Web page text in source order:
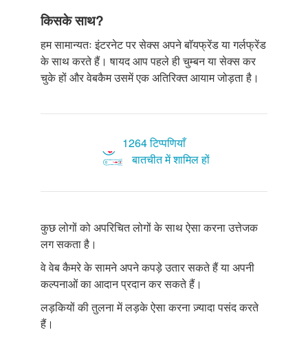
किसके साथ?
हम सामान्यतः इंटरनेट पर सेक्स अपने बाॅयफ्रेंड या गर्लफ्रेंड
के साथ करते हैं। षायद आप पहले ही चुम्बन या सेक्स कर
चुके हों और वेबकैम उसमें एक अतिरिक्त आयाम जोड़ता है।
1264 टिप्पणियाँ
बातचीत में शामिल हों
कुछ लोगों को अपरिचित लोगों के साथ ऐसा करना उत्तेजक
लग सकता है।
वे वेब कैमरे के सामने अपने कपड़े उतार सकते हैं या अपनी
कल्पनाओं का आदान प्रदान कर सकते हैं।
लड़कियों की तुलना में लड़के ऐसा करना ज़्यादा पसंद करते
हैं।